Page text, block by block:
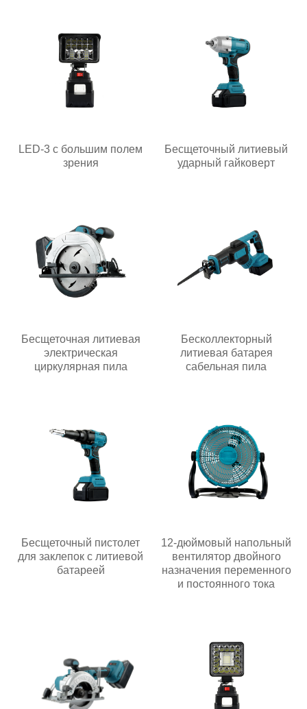
LED-3 с большим полем
зрения
Бесщеточный литиевый
ударный гайковерт
Бесщеточная литиевая
электрическая
циркулярная пила
Бесколлекторный
литиевая батарея
сабельная пила
Бесщеточный пистолет
для заклепок с литиевой
батареей
12-дюймовый напольный
вентилятор двойного
назначения переменного
и постоянного тока